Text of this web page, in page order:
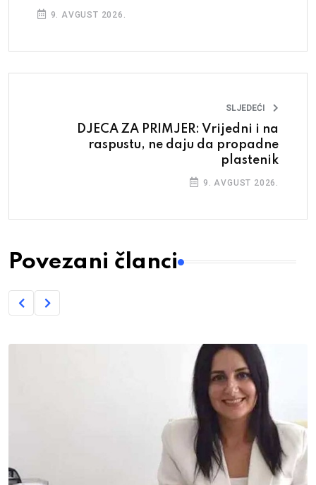
9. AVGUST 2026.
SLJEDEĆI
DJECA ZA PRIMJER: Vrijedni i na
raspustu, ne daju da propadne
plastenik
9. AVGUST 2026.
Povezani članci